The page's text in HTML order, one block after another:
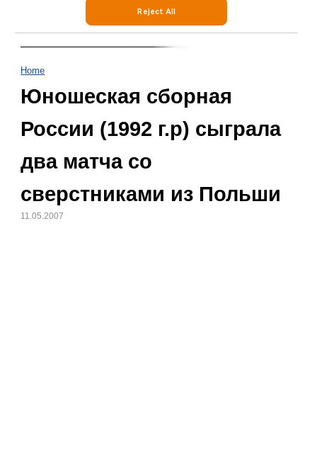
Home
Юношеская сборная
России (1992 г.р) cыграла
два матча со
сверстниками из Польши
11.05.2007